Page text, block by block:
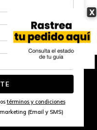
X
términos y condiciones
(Email y SMS)